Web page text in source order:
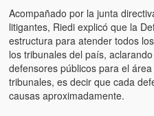
Víctimas inocentes de la
1992
¡¡¡Miserable traidor, mira a
your country!!!)
Fotos
Acompañado por la junta
litigantes, Riedi explicó que la
estructura para atender todos
los tribunales del país,
defensores públicos para el
tribunales, es decir que cada
causas aproximadamente.